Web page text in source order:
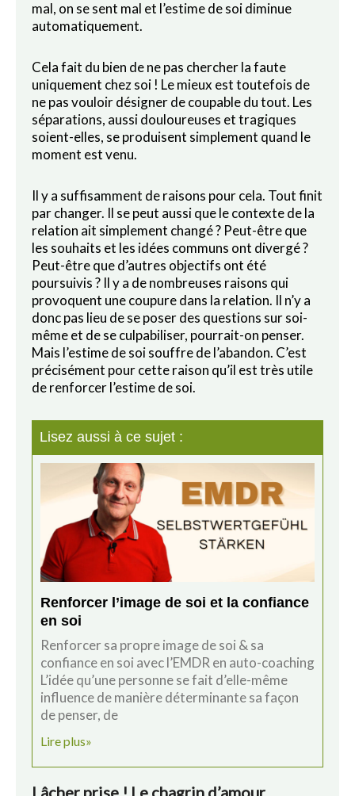
mal, on se sent mal et l’estime de soi diminue
automatiquement.
Cela fait du bien de ne pas chercher la faute
uniquement chez soi ! Le mieux est toutefois de
ne pas vouloir désigner de coupable du tout. Les
séparations, aussi douloureuses et tragiques
soient-elles, se produisent simplement quand le
moment est venu.
Il y a suffisamment de raisons pour cela. Tout finit
par changer. Il se peut aussi que le contexte de la
relation ait simplement changé ? Peut-être que
les souhaits et les idées communs ont divergé ?
Peut-être que d’autres objectifs ont été
poursuivis ? Il y a de nombreuses raisons qui
provoquent une coupure dans la relation. Il n’y a
donc pas lieu de se poser des questions sur soi-
même et de se culpabiliser, pourrait-on penser.
Mais l’estime de soi souffre de l’abandon. C’est
précisément pour cette raison qu’il est très utile
de renforcer l’estime de soi.
Lisez aussi à ce sujet :
Renforcer l’image de soi et la confiance
en soi
Renforcer sa propre image de soi & sa
confiance en soi avec l’EMDR en auto-coaching
L’idée qu’une personne se fait d’elle-même
influence de manière déterminante sa façon
de penser, de
Lire plus»
Lâcher prise ! Le chagrin d’amour